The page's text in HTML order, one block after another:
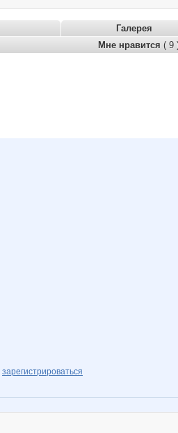
Галерея
Мне нравится ( 9
зарегистрироваться